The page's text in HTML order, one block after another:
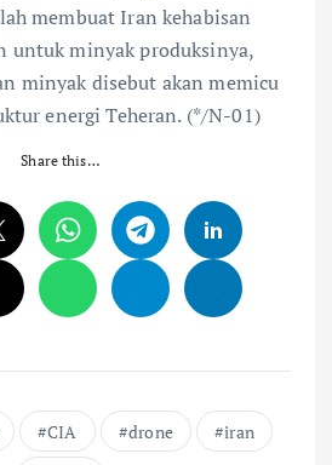
membuat Iran kehabisan
untuk minyak produksinya,
minyak disebut akan memicu
energi Teheran. (*/N-01)
Share this…
CIA drone
iran